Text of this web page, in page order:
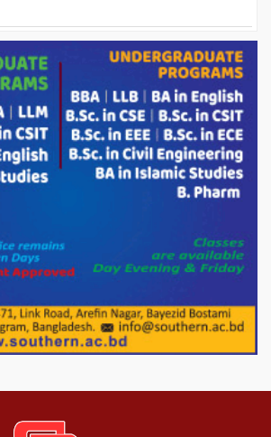
ড্যাবের ৩৭তম প্রতিষ্ঠাবার্ষিকীতে প্রধানমন্ত্রী
তারেক রহমান।
চন্দনাইশের হাশিমপুর ৪ নং ওয়ার্ডে ৫’শতাধিক
হতদরিদ্র পরিবারের মাঝে খাদ্যসামগ্রী বিতরণ
করেন মনজুর মোরশেদ
পরিবেশ রক্ষায় পাটগ্রামে ইহসান ইয়ুথ
মিরপুর-১১ নম্বরে দুর্বৃত্তদের গুলিতে বিএনপি
নেতা গুরুতর আহত
পাটগ্রামে চিকিৎসা সেবায় বীর মুক্তিযোদ্ধা দবির
উদ্দিন ফাউন্ডেশন